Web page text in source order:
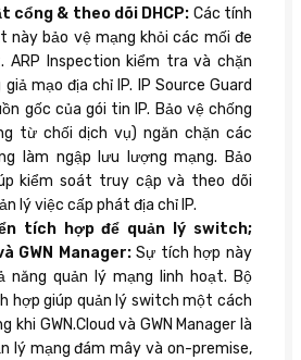
cổng & theo dõi DHCP: Các tính
này bảo vệ mạng khỏi các mối đe
ARP Inspection kiểm tra và chặn
mạo địa chỉ IP. IP Source Guard
gốc của gói tin IP. Bảo vệ chống
từ chối dịch vụ) ngăn chặn các
làm ngập lưu lượng mạng. Bảo
kiểm soát truy cập và theo dõi
lý việc cấp phát địa chỉ IP.
tích hợp để quản lý switch;
GWN Manager:Sự tích hợp này
năng quản lý mạng linh hoạt. Bộ
hợp giúp quản lý switch một cách
khi GWN.Cloud và GWN Manager là
lý mạng đám mây và on-premise,